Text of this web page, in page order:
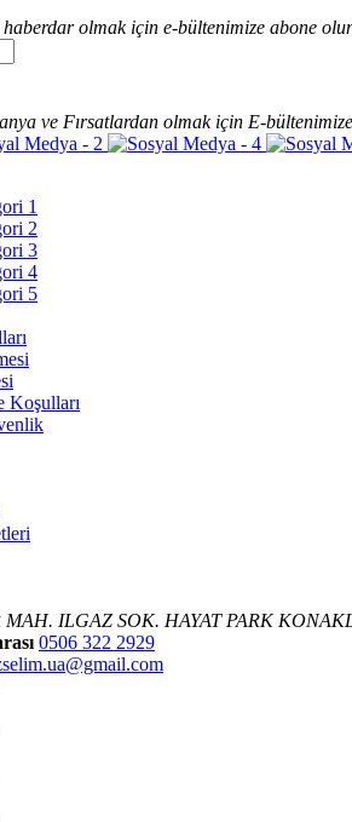
olmak için e-bültenimize abone
ve Fırsatlardan olmak için E-
1
2
3
4
5
Koşulları
MAH. ILGAZ SOK. HAYAT PARK
0506 322 2929